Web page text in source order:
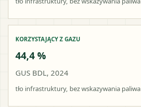
KORZYSTAJĄCY Z GAZU
44,4 %
GUS BDL, 2024
tło infrastruktury, bez wskazywania paliwa